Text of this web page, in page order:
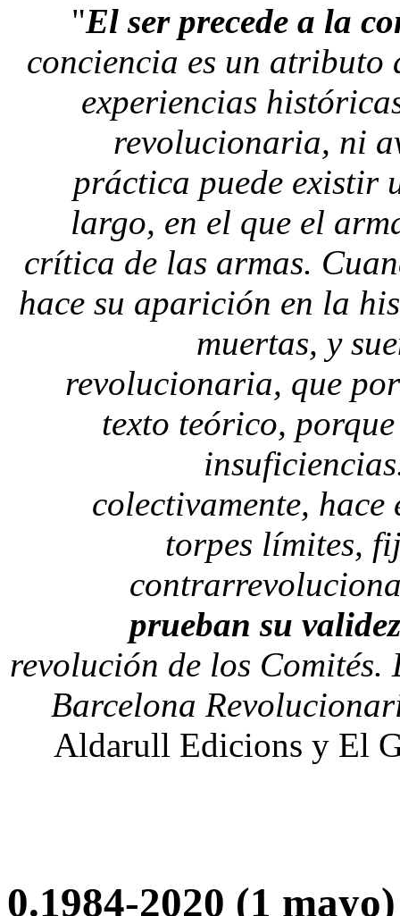
"El ser precede a la
conciencia es un atributo
experiencias
revolucionaria, ni
práctica puede existir
largo, en el que el
crítica de las armas.
hace su aparición en la
muertas, y
revolucionaria, que
texto teórico,
colectivamente,
torpes límites,
prueban su
revolución de los
Barcelona
Aldarull Edicions y El
0.1984-2020 (1